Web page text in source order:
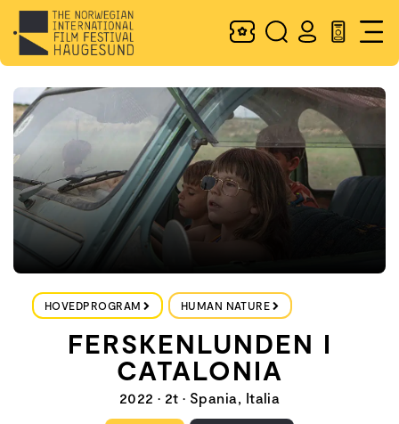
HOVEDPROGRAM HUMAN NATURE
FERSKENLUNDEN I
CATALONIA
2022 • 2t • Spania, Italia